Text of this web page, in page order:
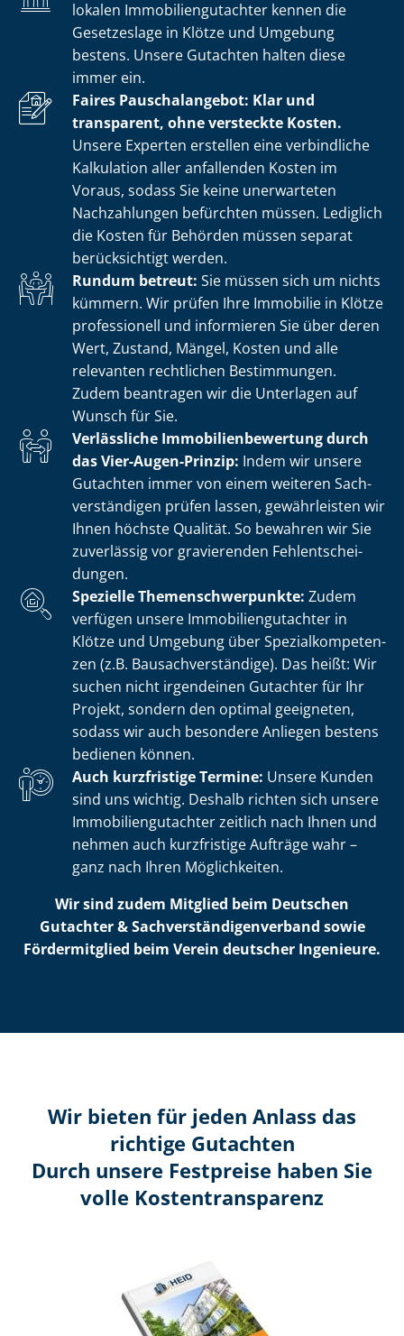
lokalen Im­mo­bi­li­en­gut­ach­ter kennen die
Gesetzeslage in Klötze und Umgebung
bestens. Unsere Gutachten halten diese
immer ein.
Faires Pauschalangebot: Klar und
transparent, ohne versteckte Kosten.
Unsere Experten erstellen eine verbindliche
Kalkulation aller anfallenden Kosten im
Voraus, sodass Sie keine unerwarteten
Nachzahlungen befürchten müssen. Lediglich
die Kosten für Behörden müssen separat
berücksichtigt werden.
Rundum betreut: Sie müssen sich um nichts
kümmern. Wir prüfen Ihre Immobilie in Klötze
professionell und informieren Sie über deren
Wert, Zustand, Mängel, Kosten und alle
relevanten rechtlichen Bestimmungen.
Zudem beantragen wir die Unterlagen auf
Wunsch für Sie.
Verlässliche Im­mo­bi­li­en­be­wer­tung durch
das Vier-Augen-Prinzip: Indem wir unsere
Gutachten immer von einem weiteren Sach­
ver­stän­di­gen prüfen lassen, gewährleisten wir
Ihnen höchste Qualität. So bewahren wir Sie
zuverlässig vor gravierenden Fehl­ent­schei­
dun­gen.
Spezielle The­men­schwer­punk­te: Zudem
verfügen unsere Im­mo­bi­li­en­gut­ach­ter in
Klötze und Umgebung über Spe­zi­al­kom­pe­ten­
zen (z.B. Bau­sach­ver­stän­di­ge). Das heißt: Wir
suchen nicht irgendeinen Gutachter für Ihr
Projekt, sondern den optimal geeigneten,
sodass wir auch besondere Anliegen bestens
bedienen können.
Auch kurzfristige Termine: Unsere Kunden
sind uns wichtig. Deshalb richten sich unsere
Im­mo­bi­li­en­gut­ach­ter zeitlich nach Ihnen und
nehmen auch kurzfristige Aufträge wahr –
ganz nach Ihren Möglichkeiten.
Wir sind zudem Mitglied beim Deutschen
Gutachter & Sach­ver­stän­di­gen­ver­band sowie
Fördermitglied beim Verein deutscher Ingenieure.
Wir bieten für jeden Anlass das
richtige Gutachten
Durch unsere Festpreise haben Sie
volle Kosten­transparenz